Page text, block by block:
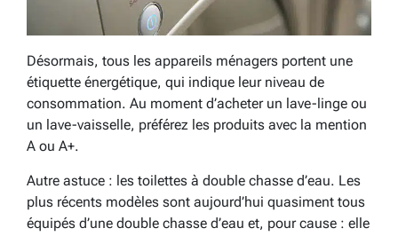
Désormais, tous les appareils ménagers portent une
étiquette énergétique, qui indique leur niveau de
consommation. Au moment d’acheter un lave-linge ou
un lave-vaisselle, préférez les produits avec la mention
A ou A+.
Autre astuce : les toilettes à double chasse d’eau. Les
plus récents modèles sont aujourd’hui quasiment tous
équipés d’une double chasse d’eau et, pour cause : elle